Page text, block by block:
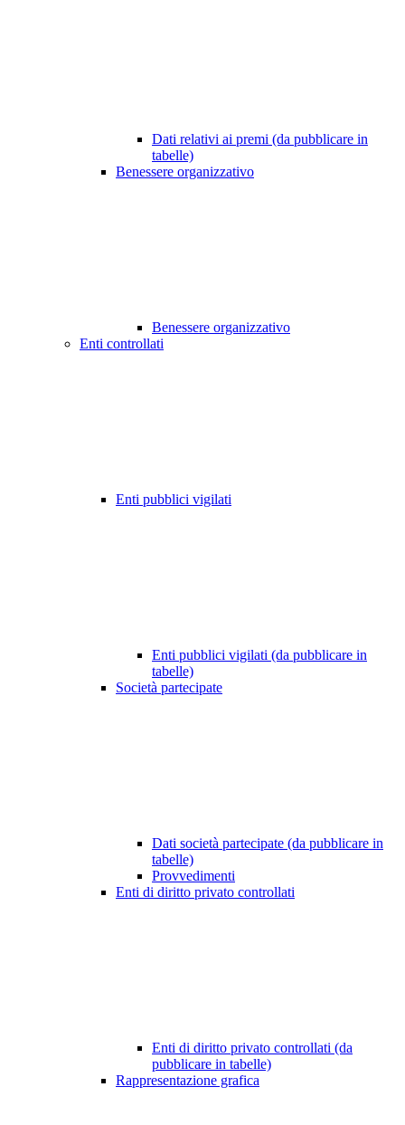
Dati relativi ai premi (da pubblicare in
tabelle)
Benessere organizzativo
Benessere organizzativo
Enti controllati
Enti pubblici vigilati
Enti pubblici vigilati (da pubblicare in
tabelle)
Società partecipate
Dati società partecipate (da pubblicare in
tabelle)
Provvedimenti
Enti di diritto privato controllati
Enti di diritto privato controllati (da
pubblicare in tabelle)
Rappresentazione grafica